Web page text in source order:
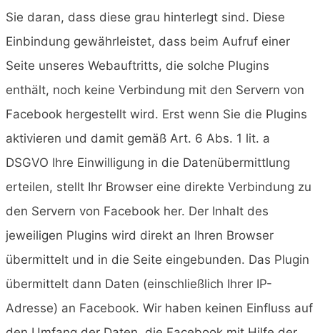
Sie daran, dass diese grau hinterlegt sind. Diese
Einbindung gewährleistet, dass beim Aufruf einer
Seite unseres Webauftritts, die solche Plugins
enthält, noch keine Verbindung mit den Servern von
Facebook hergestellt wird. Erst wenn Sie die Plugins
aktivieren und damit gemäß Art. 6 Abs. 1 lit. a
DSGVO Ihre Einwilligung in die Datenübermittlung
erteilen, stellt Ihr Browser eine direkte Verbindung zu
den Servern von Facebook her. Der Inhalt des
jeweiligen Plugins wird direkt an Ihren Browser
übermittelt und in die Seite eingebunden. Das Plugin
übermittelt dann Daten (einschließlich Ihrer IP-
Adresse) an Facebook. Wir haben keinen Einfluss auf